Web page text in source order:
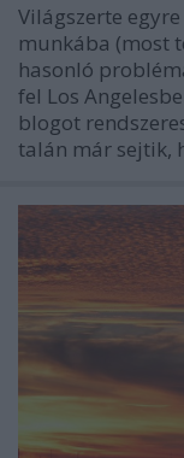
Világszerte
munkába (most
hasonló
fel Los
blogot
talán már sejtik,